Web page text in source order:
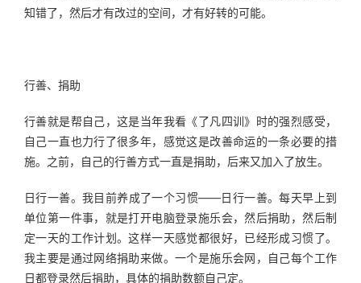
知错了，然后才有改过的空间，才有好转的可能。
行善、捐助
行善就是帮自己，这是当年我看《了凡四训》时的强烈感受，
自己一直也力行了很多年，感觉这是改善命运的一条必要的措
施。之前，自己的行善方式一直是捐助，后来又加入了放生。
日行一善。我目前养成了一个习惯——日行一善。每天早上到
单位第一件事，就是打开电脑登录施乐会，然后捐助，然后制
定一天的工作计划。这样一天感觉都很好，已经形成习惯了。
我主要是通过网络捐助来做。一个是施乐会网，自己每个工作
日都登录然后捐助，具体的捐助数额自己定。